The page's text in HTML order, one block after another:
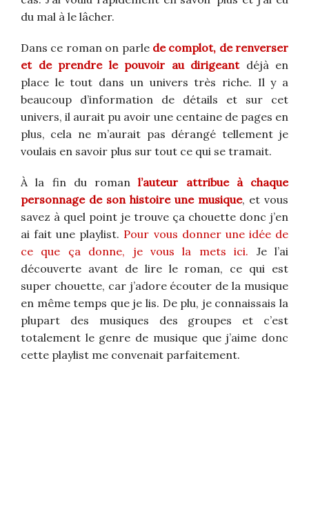
du mal à le lâcher.
Dans ce roman on parle de complot, de renverser
et de prendre le pouvoir au dirigeant déjà en
place le tout dans un univers très riche. Il y a
beaucoup d’information de détails et sur cet
univers, il aurait pu avoir une centaine de pages en
plus, cela ne m’aurait pas dérangé tellement je
voulais en savoir plus sur tout ce qui se tramait.
À la fin du roman l’auteur attribue à chaque
personnage de son histoire une musique, et vous
savez à quel point je trouve ça chouette donc j’en
ai fait une playlist. Pour vous donner une idée de
ce que ça donne, je vous la mets ici. Je l’ai
découverte avant de lire le roman, ce qui est
super chouette, car j’adore écouter de la musique
en même temps que je lis. De plu, je connaissais la
plupart des musiques des groupes et c’est
totalement le genre de musique que j’aime donc
cette playlist me convenait parfaitement.